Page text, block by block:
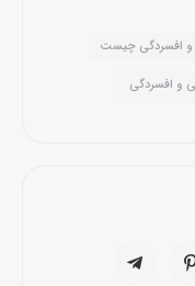
و افسردگی چیست
و افسردگی